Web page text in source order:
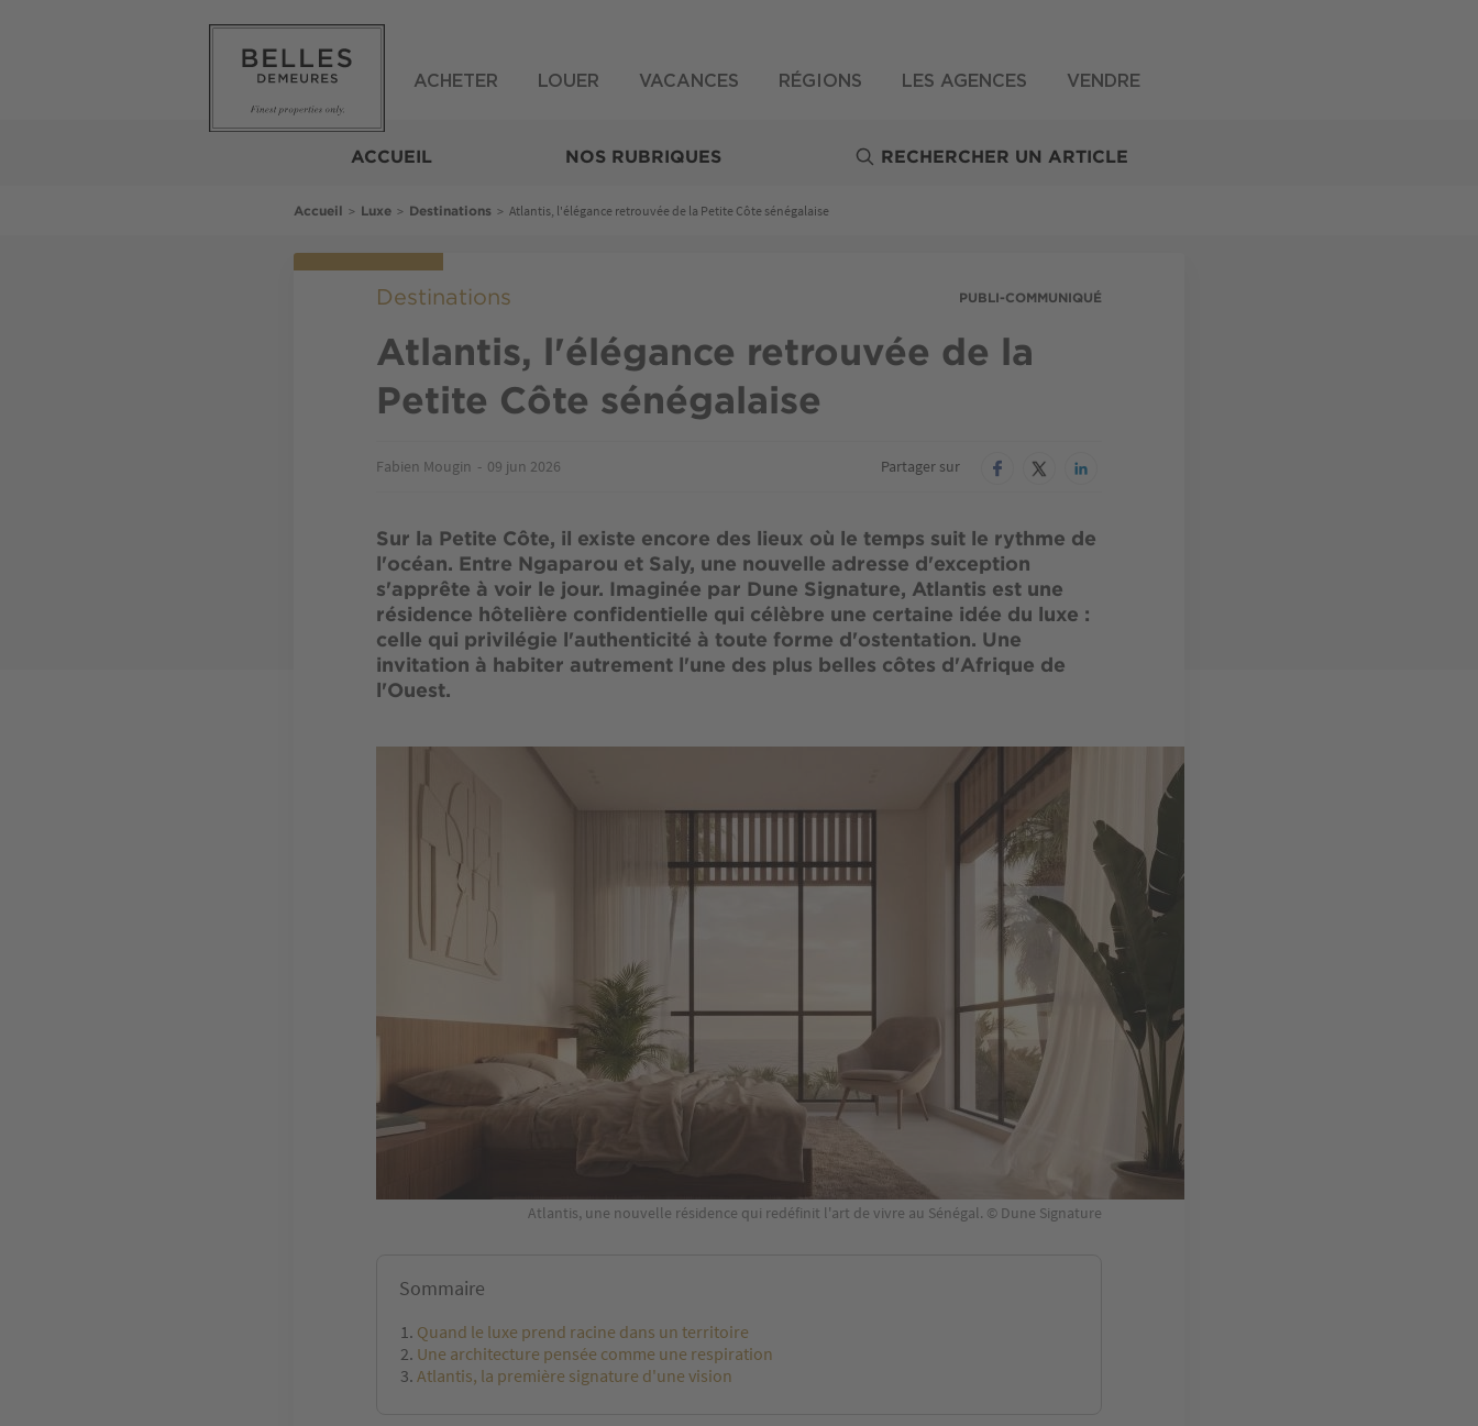
ACHETER LOUER VACANCES RÉGIONS LES AGENCES VENDRE
ACCUEIL NOS RUBRIQUES RECHERCHER UN ARTICLE
Fil
Accueil > Luxe > Destinations > Atlantis, l'élégance retrouvée de la Petite Côte sénégalaise
PUBLI-COMMUNIQUÉ
Destinations
Atlantis, l'élégance retrouvée de la
Petite Côte sénégalaise
Fabien Mougin 09 jun 2026 Partager sur
Sur la Petite Côte, il existe encore des lieux où le temps suit le rythme de
l'océan. Entre Ngaparou et Saly, une nouvelle adresse d'exception
s'apprête à voir le jour. Imaginée par Dune Signature, Atlantis est une
résidence hôtelière confidentielle qui célèbre une certaine idée du luxe :
celle qui privilégie l'authenticité à toute forme d'ostentation. Une
invitation à habiter autrement l'une des plus belles côtes d'Afrique de
l'Ouest.
Atlantis, une nouvelle résidence qui redéfinit l'art de vivre au Sénégal. © Dune Signature
Sommaire
Quand le luxe prend racine dans un territoire
Une architecture pensée comme une respiration
Atlantis, la première signature d'une vision